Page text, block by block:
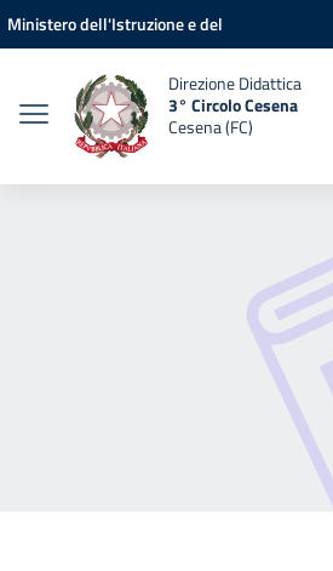
Vai ai contenuti
Vai al menu di navigazione
Vai al footer
Ministero dell'Istruzione e del
Direzione Didattica
3° Circolo Cesena
Cesena (FC)